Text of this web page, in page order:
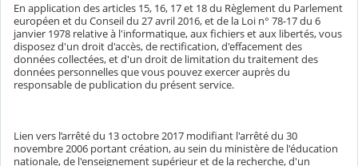
En application des articles 15, 16, 17 et 18 du Règlement du Parlement
européen et du Conseil du 27 avril 2016, et de la Loi n° 78-17 du 6
janvier 1978 relative à l'informatique, aux fichiers et aux libertés, vous
disposez d'un droit d'accès, de rectification, d'effacement des
données collectées, et d'un droit de limitation du traitement des
données personnelles que vous pouvez exercer auprès du
responsable de publication du présent service.
Lien vers l’arrêté du 13 octobre 2017 modifiant l'arrêté du 30
novembre 2006 portant création, au sein du ministère de l'éducation
nationale, de l'enseignement supérieur et de la recherche, d'un